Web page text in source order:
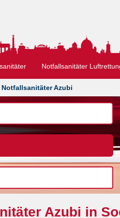
Notfallsanitäter
Notfallsanitäter Azubi
Azubi in